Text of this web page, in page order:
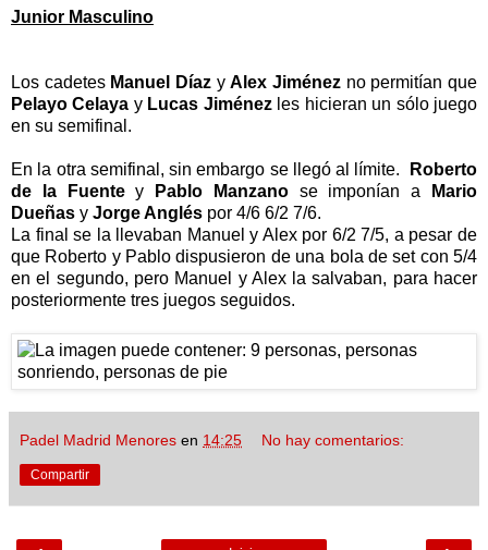
Junior Masculino
Los cadetes Manuel Díaz yAlex Jiménez no permitían que
Pelayo Celaya y Lucas Jiménezles hicieran un sólo juego
en su semifinal.
En la otra semifinal, sin embargo se llegó al límite.
Roberto
de la Fuentey Pablo Manzanose imponían a
Mario
Dueñas y Jorge Anglés por 4/6 6/2 7/6.
La final se la llevaban Manuel y Alex por 6/2 7/5, a pesar de
que Roberto y Pablo dispusieron de una bola de set con 5/4
en el segundo, pero Manuel y Alex la salvaban, para hacer
posteriormente tres juegos seguidos.
Padel Madrid Menores en 14:25 No hay comentarios:
Compartir